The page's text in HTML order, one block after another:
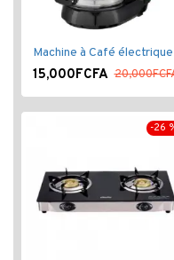
15,000FCFA
-26